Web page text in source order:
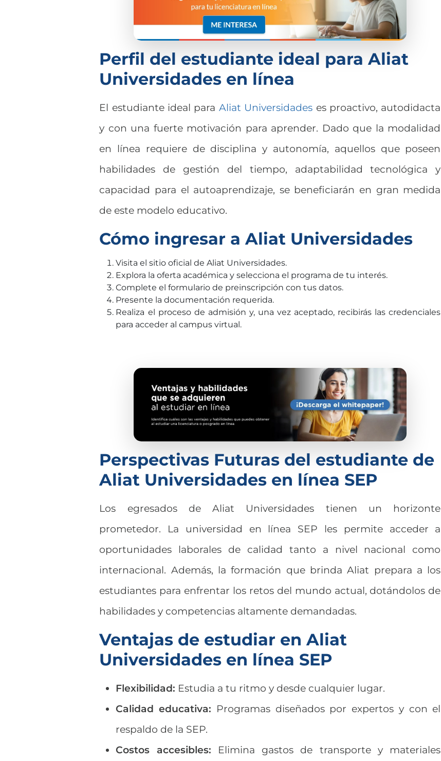
Perfil del estudiante ideal para Aliat
Universidades en línea
El estudiante ideal para Aliat Universidades es proactivo, autodidacta
y con una fuerte motivación para aprender. Dado que la modalidad
en línea requiere de disciplina y autonomía, aquellos que poseen
habilidades de gestión del tiempo, adaptabilidad tecnológica y
capacidad para el autoaprendizaje, se beneficiarán en gran medida
de este modelo educativo.
Cómo ingresar a Aliat Universidades
Visita el sitio oficial de Aliat Universidades.
Explora la oferta académica y selecciona el programa de tu interés.
Complete el formulario de preinscripción con tus datos.
Presente la documentación requerida.
Realiza el proceso de admisión y, una vez aceptado, recibirás las credenciales
para acceder al campus virtual.
Perspectivas Futuras del estudiante de
Aliat Universidades en línea SEP
Los egresados ​​de Aliat Universidades tienen un horizonte
prometedor. La universidad en línea SEP les permite acceder a
oportunidades laborales de calidad tanto a nivel nacional como
internacional. Además, la formación que brinda Aliat prepara a los
estudiantes para enfrentar los retos del mundo actual, dotándolos de
habilidades y competencias altamente demandadas.
Ventajas de estudiar en Aliat
Universidades en línea SEP
Flexibilidad: Estudia a tu ritmo y desde cualquier lugar.
Calidad educativa: Programas diseñados por expertos y con el
respaldo de la SEP.
Costos accesibles: Elimina gastos de transporte y materiales